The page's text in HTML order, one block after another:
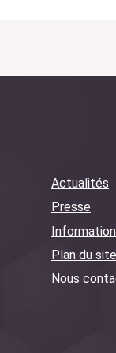
Actualités
Presse
Plan du site
Nous